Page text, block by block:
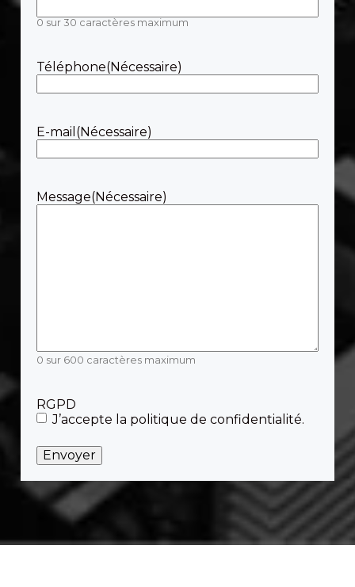
0 sur 30 caractères maximum
Téléphone(Nécessaire)
E-mail (Nécessaire)
Message(Nécessaire)
0 sur 600 caractères maximum
RGPD
J’accepte la politique de confidentialité.